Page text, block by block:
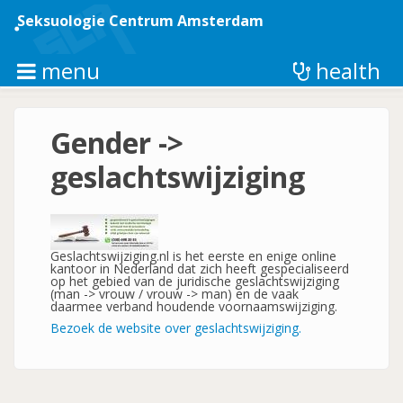
naar
gaan
Seksuologie Centrum Amsterdam
menu health
Gender ->
geslachtswijziging
Geslachtswijziging.nl is het eerste en enige online
kantoor in Nederland dat zich heeft gespecialiseerd
op het gebied van de juridische geslachtswijziging
(man -> vrouw / vrouw -> man) en de vaak
daarmee verband houdende voornaamswijziging.
Bezoek de website over geslachtswijziging.